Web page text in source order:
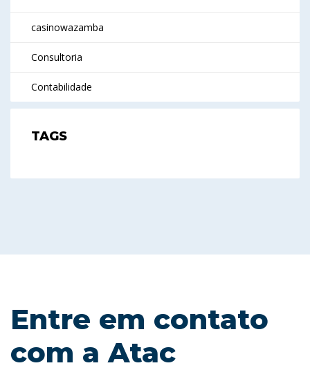
casinowazamba
Consultoria
Contabilidade
TAGS
Entre em contato
com a Atac